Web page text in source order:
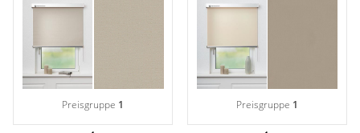
Preisgruppe 1 Preisgruppe 1